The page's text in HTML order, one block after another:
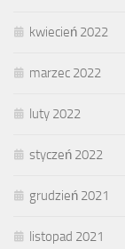
kwiecień 2022
marzec 2022
luty 2022
styczeń 2022
grudzień 2021
listopad 2021